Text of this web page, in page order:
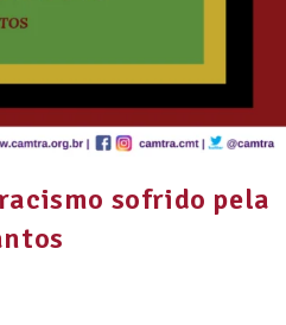
sofrido pela